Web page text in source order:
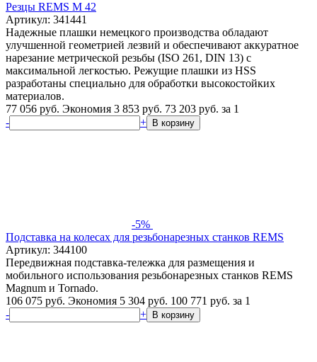
Резцы REMS M 42
Артикул: 341441
Надежные плашки немецкого производства обладают
улучшенной геометрией лезвий и обеспечивают аккуратное
нарезание метрической резьбы (ISO 261, DIN 13) с
максимальной легкостью. Режущие плашки из HSS
разработаны специально для обработки высокостойких
материалов.
77 056 руб. Экономия 3 853 руб. 73 203 руб. за 1
-
+ В корзину
-5%
Подставка на колесах для резьбонарезных станков REMS
Артикул: 344100
Передвижная подставка-тележка для размещения и
мобильного использования резьбонарезных станков REMS
Magnum и Tornado.
106 075 руб. Экономия 5 304 руб. 100 771 руб. за 1
-
+ В корзину